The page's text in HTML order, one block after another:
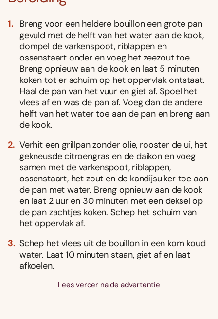
Breng voor een heldere bouillon een grote pan
gevuld met de helft van het water aan de kook,
dompel de varkenspoot, riblappen en
ossenstaart onder en voeg het zeezout toe.
Breng opnieuw aan de kook en laat 5 minuten
koken tot er schuim op het oppervlak ontstaat.
Haal de pan van het vuur en giet af. Spoel het
vlees af en was de pan af. Voeg dan de andere
helft van het water toe aan de pan en breng aan
de kook.
Verhit een grillpan zonder olie, rooster de ui, het
gekneusde citroengras en de daikon en voeg
samen met de varkenspoot, riblappen,
ossenstaart, het zout en de kandijsuiker toe aan
de pan met water. Breng opnieuw aan de kook
en laat 2 uur en 30 minuten met een deksel op
de pan zachtjes koken. Schep het schuim van
het oppervlak af.
Schep het vlees uit de bouillon in een kom koud
water. Laat 10 minuten staan, giet af en laat
afkoelen.
Lees verder na de advertentie